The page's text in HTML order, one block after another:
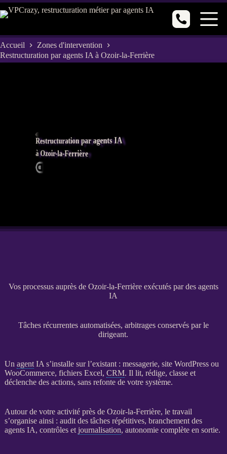
Passer
au
Accueil
Zones d'intervention
Restructuration par agents IA à Ozoir-la-Ferrière
Restructuration par agents IA
à Ozoir-la-Ferrière
Vos processus auprès de Ozoir-la-Ferrière exécutés par des agents
IA
Tâches récurrentes automatisées, arbitrages conservés par le
dirigeant.
Un agent IA s’installe sur l’existant : messagerie, site WordPressou
WooCommerce, fichiers Excel, CRM. Il lit, rédige, classe et
déclenche des actions, sans refonte de votre système.
Autour de votre activité près de Ozoir-la-Ferrière, le travail
s’organise ainsi : audit des tâches répétitives, branchement des
agents IA, contrôles et journalisation, autonomie complète en sortie.